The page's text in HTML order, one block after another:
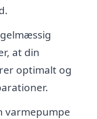
at din
optimalt og
varmepumpe